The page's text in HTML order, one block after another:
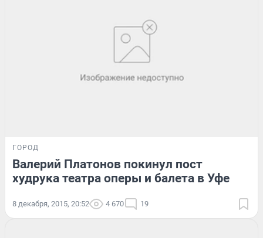
ГОРОД
Валерий Платонов покинул пост
худрука театра оперы и балета в Уфе
8 декабря, 2015, 20:52 4 670 19